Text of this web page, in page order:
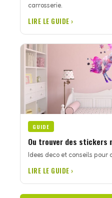
carrosserie.
LIRE LE GUIDE ›
GUIDE
Ou trouver des stickers
Idees deco et conseils pour
LIRE LE GUIDE ›